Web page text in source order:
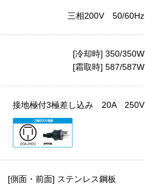
三相200V 50/60Hz
[冷却時] 350/350W
[霜取時] 587/587W
接地極付3極差し込み 20A 250V
[側面・前面] ステンレス鋼板